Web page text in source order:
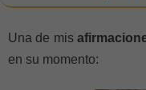
Una de mis
en su momento: